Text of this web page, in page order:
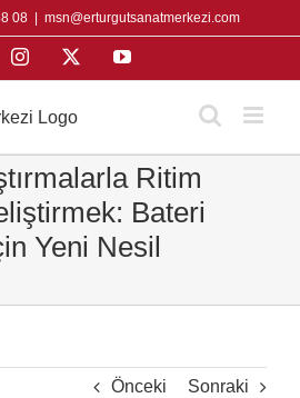
08 msn@erturgutsanatmerkezi.com
Instagram YouTube
Ritim
Bateri
Yeni Nesil
Önceki Sonraki